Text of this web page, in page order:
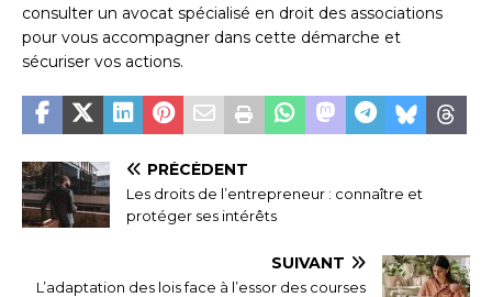
consulter un avocat spécialisé en droit des associations
pour vous accompagner dans cette démarche et
sécuriser vos actions.
PRÉCÉDENT
Les droits de l’entrepreneur : connaître et
protéger ses intérêts
SUIVANT
L’adaptation des lois face à l’essor des courses